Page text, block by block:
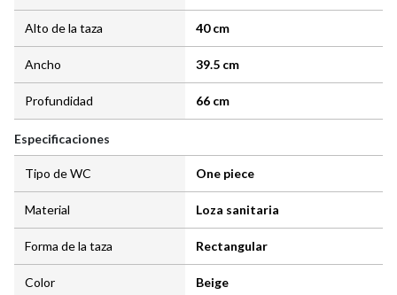
Alto de la taza 40 cm
Ancho 39.5 cm
Profundidad 66 cm
Especificaciones
Tipo de WC One piece
Material Loza sanitaria
Forma de la taza Rectangular
Color Beige